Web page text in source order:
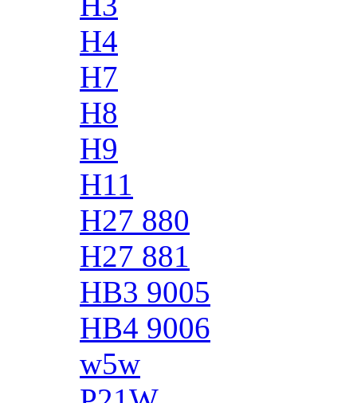
H4
H7
H8
H9
H11
H27 880
H27 881
HB3 9005
HB4 9006
w5w